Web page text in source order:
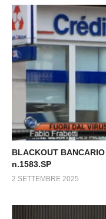
BLACKOUT
n.1583.SP
2 SETTEMBRE 2025